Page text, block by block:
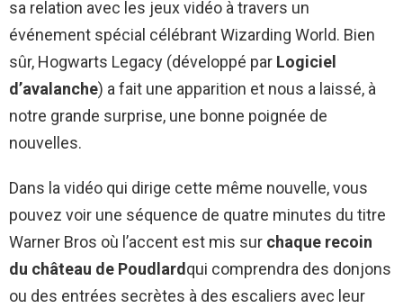
sa relation avec les jeux vidéo à travers un
événement spécial célébrant Wizarding World. Bien
sûr, Hogwarts Legacy (développé par Logiciel
d’avalanche) a fait une apparition et nous a laissé, à
notre grande surprise, une bonne poignée de
nouvelles.
Dans la vidéo qui dirige cette même nouvelle, vous
pouvez voir une séquence de quatre minutes du titre
Warner Bros où l’accent est mis sur chaque recoin
du château de Poudlardqui comprendra des donjons
ou des entrées secrètes à des escaliers avec leur